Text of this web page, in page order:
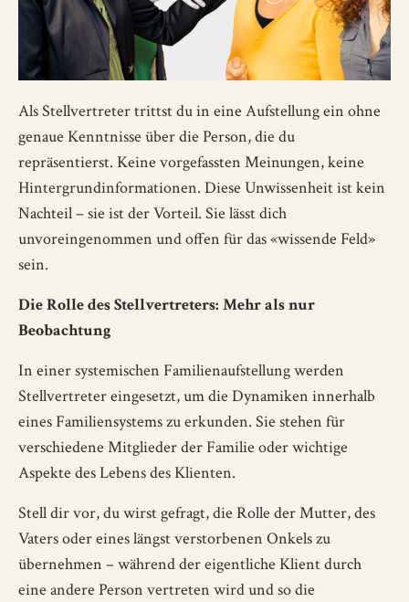
Als Stellvertreter trittst du in eine Aufstellung ein ohne
genaue Kenntnisse über die Person, die du
repräsentierst. Keine vorgefassten Meinungen, keine
Hintergrundinformationen. Diese Unwissenheit ist kein
Nachteil – sie ist der Vorteil. Sie lässt dich
unvoreingenommen und offen für das «wissende Feld»
sein.
Die Rolle des Stellvertreters: Mehr als nur
Beobachtung
In einer systemischen Familienaufstellung werden
Stellvertreter eingesetzt, um die Dynamiken innerhalb
eines Familiensystems zu erkunden. Sie stehen für
verschiedene Mitglieder der Familie oder wichtige
Aspekte des Lebens des Klienten.
Stell dir vor, du wirst gefragt, die Rolle der Mutter, des
Vaters oder eines längst verstorbenen Onkels zu
übernehmen – während der eigentliche Klient durch
eine andere Person vertreten wird und so die